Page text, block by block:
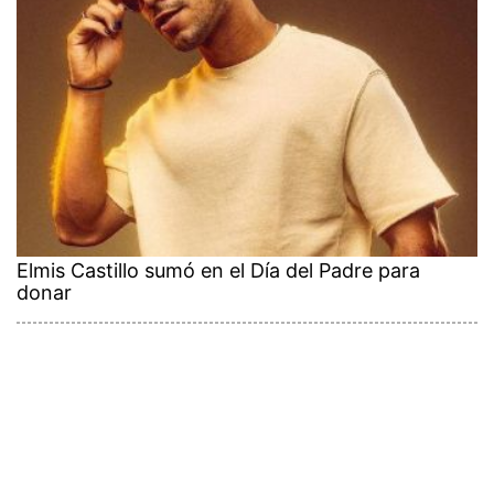
Elmis Castillo sumó en el Día del Padre para
donar